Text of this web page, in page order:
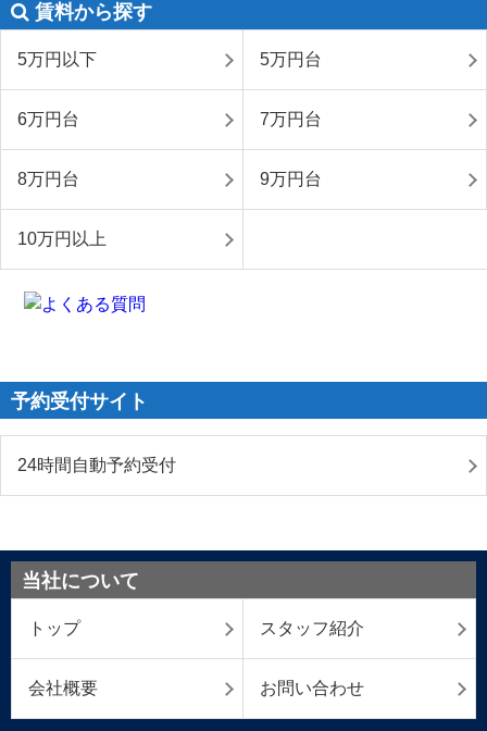
賃料から探す
5万円以下 5万円台
6万円台 7万円台
8万円台 9万円台
10万円以上
予約受付サイト
24時間自動予約受付
当社について
トップ スタッフ紹介
会社概要 お問い合わせ